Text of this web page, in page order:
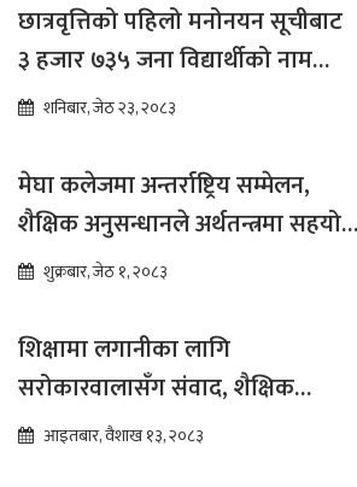
छात्रवृत्तिको पहिलो मनोनयन सूचीबाट
३ हजार ७३५ जना विद्यार्थीको नाम
भर्नाका लागि सिफारिस
शनिबार, जेठ २३, २०८३
मेघा कलेजमा अन्तर्राष्ट्रिय सम्मेलन,
शैक्षिक अनुसन्धानले अर्थतन्त्रमा सहयोग
पुग्ने विश्वास
शुक्रबार, जेठ १, २०८३
शिक्षामा लगानीका लागि
सरोकारवालासँग संवाद, शैक्षिक
सुधारमा जोड
आइतबार, वैशाख १३, २०८३